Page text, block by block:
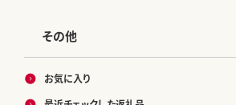
その他
お気に入り